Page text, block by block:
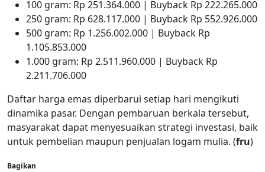
100 gram: Rp 251.364.000 | Buyback Rp 222.265.000
250 gram: Rp 628.117.000 | Buyback Rp 552.926.000
500 gram: Rp 1.256.002.000 | Buyback Rp
1.105.853.000
1.000 gram: Rp 2.511.960.000 | Buyback Rp
2.211.706.000
Daftar harga emas diperbarui setiap hari mengikuti
dinamika pasar. Dengan pembaruan berkala tersebut,
masyarakat dapat menyesuaikan strategi investasi, baik
untuk pembelian maupun penjualan logam mulia. (fru)
Bagikan